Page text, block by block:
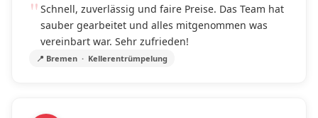
Schnell, zuverlässig und faire Preise. Das Team hat
sauber gearbeitet und alles mitgenommen was
vereinbart war. Sehr zufrieden!
📍 Bremen · Kellerentrümpelung